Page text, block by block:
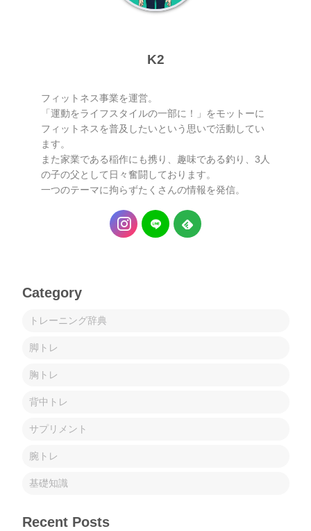
K2
フィットネス事業を運営。
「運動をライフスタイルの一部に！」をモットーに
フィットネスを普及したいという思いで活動してい
ます。
また家業である稲作にも携り、趣味である釣り、3人
の子の父として日々奮闘しております。
一つのテーマに拘らずたくさんの情報を発信。
Category
トレーニング辞典
脚トレ
胸トレ
背中トレ
サプリメント
腕トレ
基礎知識
Recent Posts